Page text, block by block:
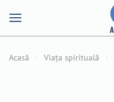
Acasă Viața spirituală